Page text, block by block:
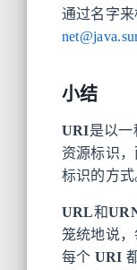
通过名字
小结
URI是以
资源标识，
标识的方式
URL和
笼统地说
每个 URI